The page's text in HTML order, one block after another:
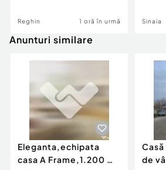
Reghin 1 oră în urmă Sinaia
Anunturi similare
Eleganta,echipata
casa A Frame,1.200 mp
de